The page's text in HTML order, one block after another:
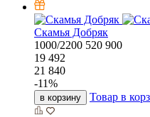
Скамья Добряк
1000/2200 520 900
19 492
21 840
-11%
в корзину Товар в